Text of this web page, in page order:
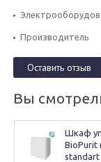
Производитель
Оставить отзыв
Вы
Шкаф
BioPurit
standart